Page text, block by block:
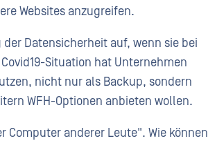
Websites anzugreifen.
Datensicherheit auf, wenn sie bei
Situation hat Unternehmen
nicht nur als Backup, sondern
WFH-Optionen anbieten wollen.
Computer anderer Leute". Wie können